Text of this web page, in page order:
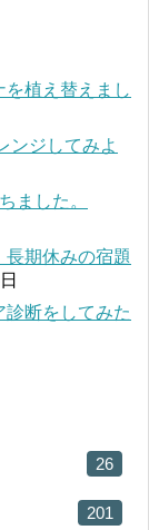
を植え替えまし
ンジしてみよ
ました。
期休みの宿題
断をしてみた
26
201